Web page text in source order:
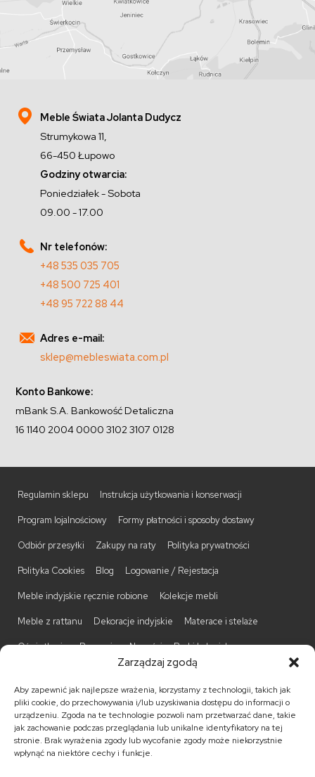
Zarządzaj zgodą
Aby zapewnić jak najlepsze wrażenia, korzystamy z technologii, takich jak
pliki cookie, do przechowywania i/lub uzyskiwania dostępu do informacji o
urządzeniu. Zgoda na te technologie pozwoli nam przetwarzać dane, takie
jak zachowanie podczas przeglądania lub unikalne identyfikatory na tej
stronie. Brak wyrażenia zgody lub wycofanie zgody może niekorzystnie
wpłynąć na niektóre cechy i funkcje.
Meble Świata Jolanta Dudycz
Strumykowa 11,
66-450 Łupowo
Godziny otwarcia:
Poniedziałek - Sobota
09.00 - 17.00
Nr telefonów:
+48 535 035 705
+48 500 725 401
+48 95 722 88 44
Adres e-mail:
sklep@mebleswiata.com.pl
Konto Bankowe:
mBank S.A. Bankowość Detaliczna
16 1140 2004 0000 3102 3107 0128
Regulamin sklepu Instrukcja użytkowania i konserwacji
Program lojalnościowy Formy płatności i sposoby dostawy
Odbiór przesyłki Zakupy na raty Polityka prywatności
Polityka Cookies Blog Logowanie / Rejestacja
Meble indyjskie ręcznie robione Kolekcje mebli
Meble z rattanu Dekoracje indyjskie Materace i stelaże
Oświetlenie Promocje Nowości Barki kolonialne
Komody kolonialne Krzesła kolonialne
Kufry indyjskie Ławki kolonialne Łóżka kolonialne
Parawany kolonialne Półki kolonialne Regały kolonialne
Stojaki na CD Stoliki kawowe Stoliki nocne